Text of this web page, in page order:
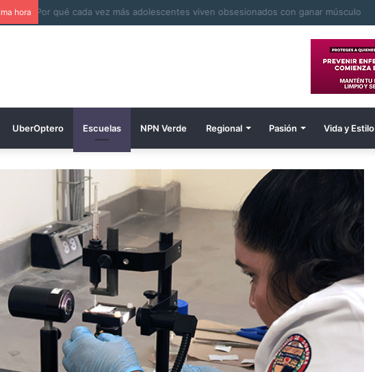
hora
UberOptero Escuelas NPN Verde Regional Pasión Vida y Estilo